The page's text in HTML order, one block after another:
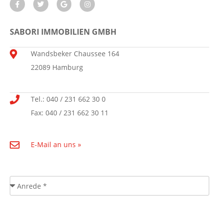
SABORI IMMOBILIEN GMBH
Wandsbeker Chaussee 164
22089 Hamburg
Tel.: 040 / 231 662 30 0
Fax: 040 / 231 662 30 11
E-Mail an uns »